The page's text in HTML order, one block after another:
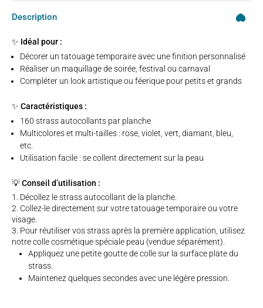
Description
✨ Idéal pour :
Décorer un tatouage temporaire avec une finition personnalisé
Réaliser un maquillage de soirée, festival ou carnaval
Compléter un look artistique ou féerique pour petits et grands
✨ Caractéristiques :
160 strass autocollants par planche
Multicolores et multi-tailles : rose, violet, vert, diamant, bleu,
etc.
Utilisation facile : se collent directement sur la peau
💡 Conseil d’utilisation :
Décollez le strass autocollant de la planche.
Collez-le directement sur votre tatouage temporaire ou votre
visage.
Pour réutiliser vos strass après la première application, utilisez
notre colle cosmétique spéciale peau (vendue séparément).
Appliquez une petite goutte de colle sur la surface plate du
strass.
Maintenez quelques secondes avec une légère pression.